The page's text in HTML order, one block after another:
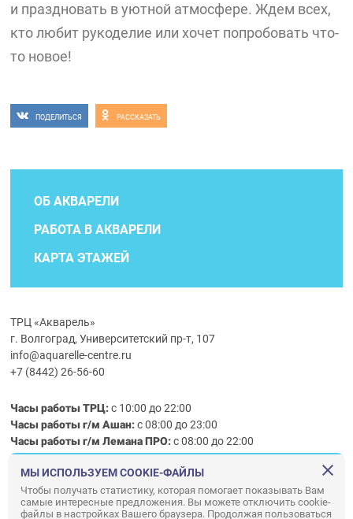
и праздновать в уютной атмосфере. Ждем всех,
кто любит рукоделие или хочет попробовать что-
то новое!
ПОДЕЛИТЬСЯ РАССКАЗАТЬ
ОБ АКВАРЕЛИ
РАБОТА В АКВАРЕЛИ
КАРТА ЭТАЖЕЙ
ТРЦ «Акварель»
г. Волгоград, Университетский пр-т, 107
info@aquarelle-centre.ru
+7 (8442) 26-56-60
Часы работы ТРЦ:с 10:00 до 22:00
Часы работы г/м Ашан:с 08:00 до 23:00
Часы работыг/мЛемана ПРО:с 08:00 до 22:00
Правила посещения ТРЦ «Акварель»
ООО «АКВАРЕЛЬ»
МЫ ИСПОЛЬЗУЕМ COOKIE-ФАЙЛЫ
Чтобы получать статистику, которая помогает показывать Вам
самые интересные предложения. Вы можете отключить cookie-
файлы в настройках Вашего браузера. Продолжая пользоваться